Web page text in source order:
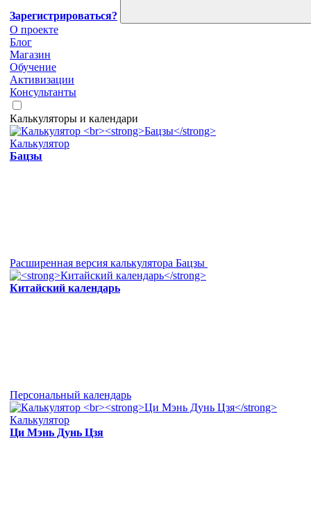
Зарегистрироваться?
О проекте
Блог
Магазин
Обучение
Активизации
Консультанты
Калькуляторы и календари
Калькулятор
Бацзы
Расширенная версия калькулятора Бацзы
Китайский календарь
Персональный календарь
Калькулятор
Ци Мэнь Дунь Цзя